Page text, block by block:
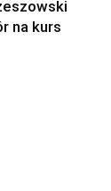
na kurs